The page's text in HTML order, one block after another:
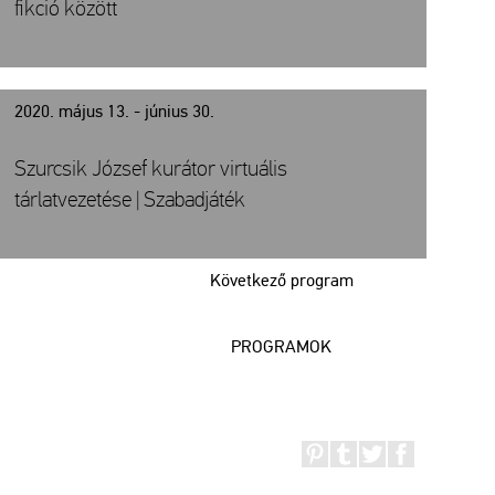
fikció között
2020. május 13. - június 30.
Következő program
Szurcsik József kurátor virtuális
tárlatvezetése | Szabadjáték
PROGRAMOK